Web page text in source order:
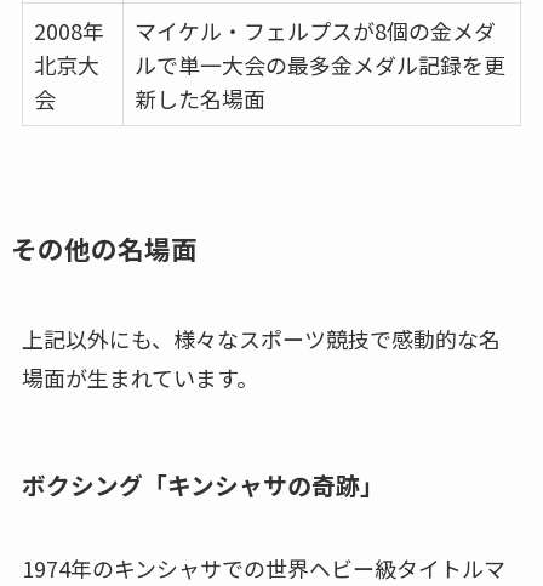
2008年
北京大
会
マイケル・フェルプスが8個の金メダ
ルで単一大会の最多金メダル記録を更
新した名場面
その他の名場面
上記以外にも、様々なスポーツ競技で感動的な名
場面が生まれています。
ボクシング「キンシャサの奇跡」
1974年のキンシャサでの世界ヘビー級タイトルマ